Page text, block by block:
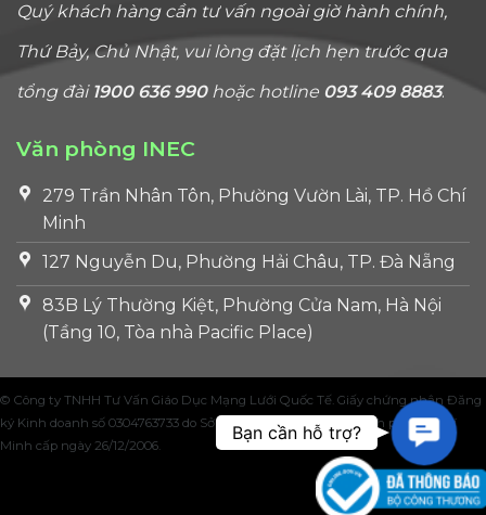
Quý khách hàng cần tư vấn ngoài giờ hành chính,
Thứ Bảy, Chủ Nhật, vui lòng đặt lịch hẹn trước qua
tổng đài 1900 636 990hoặc hotline 093 409 8883.
Văn phòng INEC
279 Trần Nhân Tôn, Phường Vườn Lài, TP. Hồ Chí
Minh
127 Nguyễn Du, Phường Hải Châu, TP. Đà Nẵng
83B Lý Thường Kiệt, Phường Cửa Nam, Hà Nội
(Tầng 10, Tòa nhà Pacific Place)
© Công ty TNHH Tư Vấn Giáo Dục Mạng Lưới Quốc Tế. Giấy chứng nhận Đăng
ký Kinh doanh số 0304763733 do Sở Kế hoạch và Đầu tư Thành phố Hồ Chí
Minh cấp ngày 26/12/2006.
Us
Bạn cần hỗ trợ?